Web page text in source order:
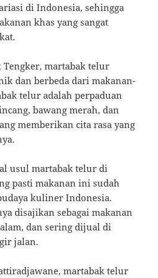
di Indonesia, sehingga
khas yang sangat
martabak telur
dan berbeda dari makanan-
telur adalah perpaduan
bawang merah, dan
memberikan cita rasa yang
usul martabak telur di
pasti makanan ini sudah
kuliner Indonesia.
disajikan sebagai makanan
dan sering dijual di
jalan.
martabak telur